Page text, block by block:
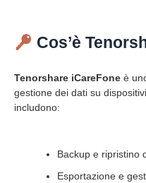
Cos’è
Tenorshare iCareFone è
gestione dei dati su
includono:
Backup e ripristino
Esportazione e